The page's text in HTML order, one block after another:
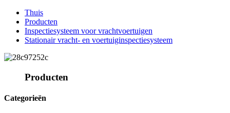
Thuis
Producten
Inspectiesysteem voor vrachtvoertuigen
Stationair vracht- en voertuiginspectiesysteem
Producten
Categorieën